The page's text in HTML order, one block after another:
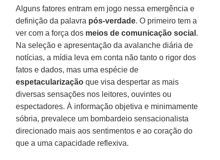
Alguns fatores entram em jogo nessa emergência e
definição da palavra pós-verdade. O primeiro tem a
ver com a força dos meios de comunicação social .
Na seleção e apresentação da avalanche diária de
notícias, a mídia leva em conta não tanto o rigor dos
fatos e dados, mas uma espécie de
espetacularização que visa despertar as mais
diversas sensações nos leitores, ouvintes ou
espectadores. À informação objetiva e minimamente
sóbria, prevalece um bombardeio sensacionalista
direcionado mais aos sentimentos e ao coração do
que a uma capacidade reflexiva.